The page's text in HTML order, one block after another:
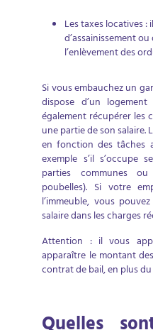
Les taxes locatives :
d’assainissement
l’enlèvement des
Si vous embauchez un
dispose d’un
également récupérer les
une partie de son salaire.
en fonction des tâches
exemple s’il s’occupe
parties communes
poubelles). Si votre
l’immeuble, vous
salaire dans les charges
Attention : il vous
apparaître le montant
contrat de bail, en plus